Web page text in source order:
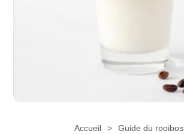
Accueil
Guide du rooibos